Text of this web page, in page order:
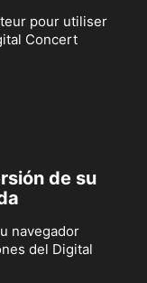
pour utiliser
Concert
de su
navegador
del Digital